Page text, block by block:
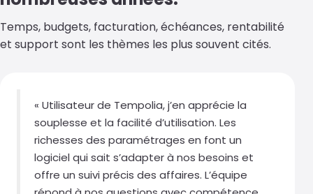
Temps, budgets, facturation, échéances, rentabilité
et support sont les thèmes les plus souvent cités.
souplesse et la facilité d’utilisation. Les
richesses des paramétrages en font un
logiciel qui sait s’adapter à nos besoins et
offre un suivi précis des affaires. L’équipe
répond à nos questions avec compétence